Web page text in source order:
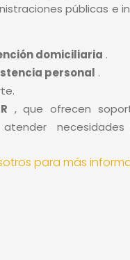
públicas e
domiciliaria .
personal .
, que ofrecen
para más